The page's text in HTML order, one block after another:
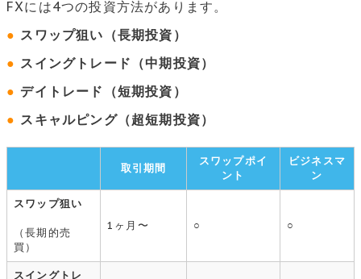
FXには4つの投資方法があります。
● スワップ狙い（長期投資）
● スイングトレード（中期投資）
● デイトレード（短期投資）
● スキャルピング（超短期投資）
取引期間
スワップポイ
ント
ビジネスマ
ン
スワップ狙い
（長期的売
買）
1ヶ月〜 ○ ○
スイングトレ